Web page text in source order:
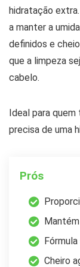
hidratação
a manter a
definidos e
que a limpeza
cabelo.
Ideal para
precisa de uma
Prós
Cheiro